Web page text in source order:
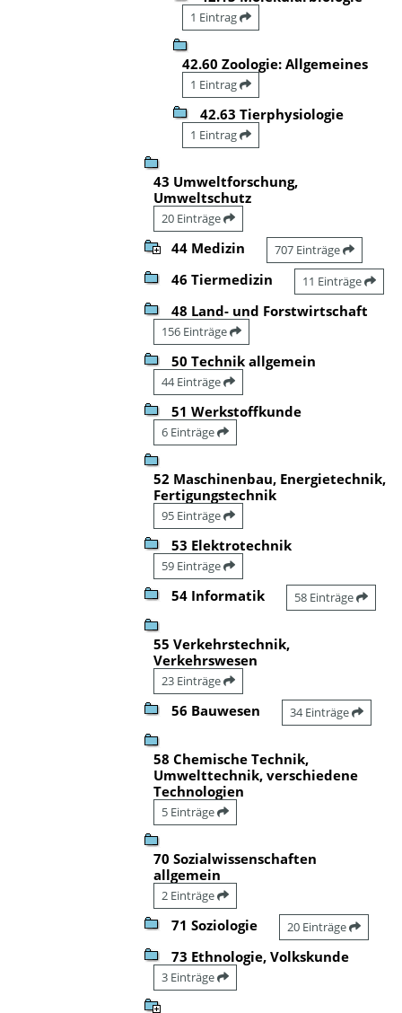
1 Eintrag
42.60 Zoologie: Allgemeines
1 Eintrag
42.63 Tierphysiologie
1 Eintrag
43 Umweltforschung,
Umweltschutz
20 Einträge
44 Medizin 707 Einträge
46 Tiermedizin 11 Einträge
48 Land- und Forstwirtschaft
156 Einträge
50 Technik allgemein
44 Einträge
51 Werkstoffkunde
6 Einträge
52 Maschinenbau, Energietechnik,
Fertigungstechnik
95 Einträge
53 Elektrotechnik
59 Einträge
54 Informatik 58 Einträge
55 Verkehrstechnik,
Verkehrswesen
23 Einträge
56 Bauwesen 34 Einträge
58 Chemische Technik,
Umwelttechnik, verschiedene
Technologien
5 Einträge
70 Sozialwissenschaften
allgemein
2 Einträge
71 Soziologie 20 Einträge
73 Ethnologie, Volkskunde
3 Einträge